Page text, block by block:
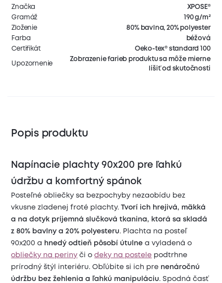
Značka
XPOSE®
Gramáž
190 g/m²
Zloženie
80% bavlna, 20% polyester
Farba
béžová
Certifikát
Oeko-tex® standard 100
Upozornenie
Zobrazenie farieb produktu sa môže mierne
líšiť od skutočnosti
Popis produktu
Napínacie plachty 90x200 pre ľahkú
údržbu a komfortný spánok
Posteľné obliečky sa bezpochyby nezaobídu bez
vkusne zladenej froté plachty.Tvorí ich hrejivá, mäkká
a na dotyk príjemná slučková tkanina, ktorá sa skladá
z 80% bavlny a 20% polyesteru. Plachta na posteľ
90x200 a hnedý odtieň pôsobí útulnea vyladená o
obliečky na periny či odeky na postele podtrhne
prírodný štýl interiéru. Obľúbite si ich pre nenáročnú
údržbu bez žehlenia a ľahkú manipuláciu. Spodná časť